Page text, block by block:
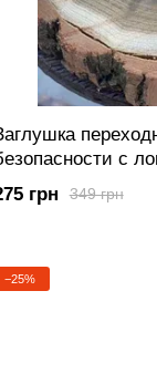
с
349 грн
грн
−25%